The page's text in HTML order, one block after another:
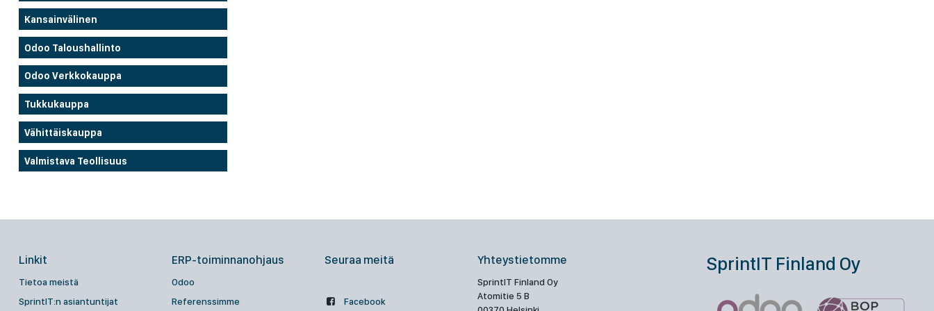
Kansainvälinen
Odoo Taloushallinto
Odoo Verkkokauppa
Tukkukauppa
Vähittäiskauppa
Valmistava Teollisuus
Linkit
Tietoa meistä
SprintIT:n asiantuntijat
ERP-toiminnanohjaus
Odoo
Referenssimme
Seuraa meitä
Facebook
Yhteystietomme
SprintIT Finland Oy
Atomitie 5 B
SprintIT Finland Oy